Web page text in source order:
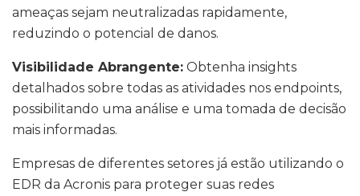
ameaças sejam neutralizadas rapidamente,
reduzindo o potencial de danos.
Visibilidade Abrangente: Obtenha insights
detalhados sobre todas as atividades nos endpoints,
possibilitando uma análise e uma tomada de decisão
mais informadas.
Empresas de diferentes setores já estão utilizando o
EDR da Acronis para proteger suas redes